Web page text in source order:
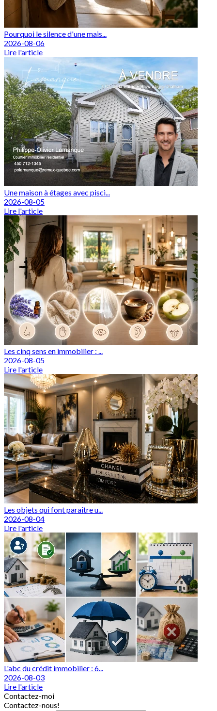
Pourquoi le silence d'une mais...
2026-08-06
Lire l'article
Une maison à étages avec pisci...
2026-08-05
Lire l'article
Les cinq sens en immobilier : ...
2026-08-05
Lire l'article
Les objets qui font paraître u...
2026-08-04
Lire l'article
L'abc du crédit immobilier : 6...
2026-08-03
Lire l'article
Contactez-moi
Contactez-nous!